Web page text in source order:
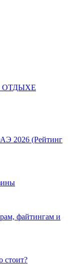
ОТДЫХЕ
2026 (Рейтинг
файтингам и
стоит?